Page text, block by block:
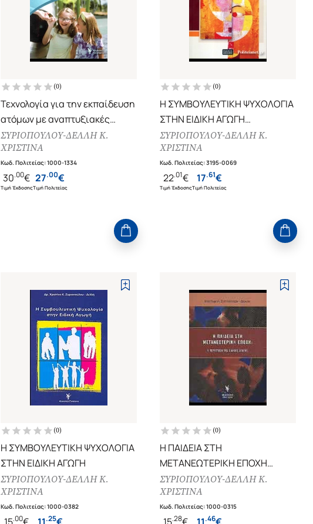
(0)
Τεχνολογία για την εκπαίδευση
ατόμων με αναπτυξιακές
διαταραχές και αυτισμό, σε
τυπικά, μη τυπικά και άτυπα
περιβάλλοντα μάθησης
ΣΥΡΙΟΠΟΥΛΟΥ-ΔΕΛΛΗ Κ.
ΧΡΙΣΤΙΝΑ
Κωδ. Πολιτείας:1000-1334
30.00€
Τιμή Έκδοσης
27.00€
Τιμή Πολιτείας
(0)
Η ΣΥΜΒΟΥΛΕΥΤΙΚΗ ΨΥΧΟΛΟΓΙΑ
ΣΤΗΝ ΕΙΔΙΚΗ ΑΓΩΓΗ
ΕΡΕΥΝΩΝΤΑΣ ΤΑ ΣΥΓΧΡΟΝΑ
ΔΕΔΟΜΕΝΑ
ΣΥΡΙΟΠΟΥΛΟΥ-ΔΕΛΛΗ Κ.
ΧΡΙΣΤΙΝΑ
Κωδ. Πολιτείας:3195-0069
22.01€
Τιμή Έκδοσης
17.61€
Τιμή Πολιτείας
(0)
Η ΣΥΜΒΟΥΛΕΥΤΙΚΗ ΨΥΧΟΛΟΓΙΑ
ΣΤΗΝ ΕΙΔΙΚΗ ΑΓΩΓΗ
ΣΥΡΙΟΠΟΥΛΟΥ-ΔΕΛΛΗ Κ.
ΧΡΙΣΤΙΝΑ
Κωδ. Πολιτείας:1000-0382
.00 .25
(0)
Η ΠΑΙΔΕΙΑ ΣΤΗ
ΜΕΤΑΝΕΩΤΕΡΙΚΗ ΕΠΟΧΗ
Η ΠΕΡΙΠΤΩΣΗ ΤΗΣ ΕΙΔΙΚΗΣ
ΑΓΩΓΗΣ
ΣΥΡΙΟΠΟΥΛΟΥ-ΔΕΛΛΗ Κ.
ΧΡΙΣΤΙΝΑ
Κωδ. Πολιτείας:1000-0315
.28 .46